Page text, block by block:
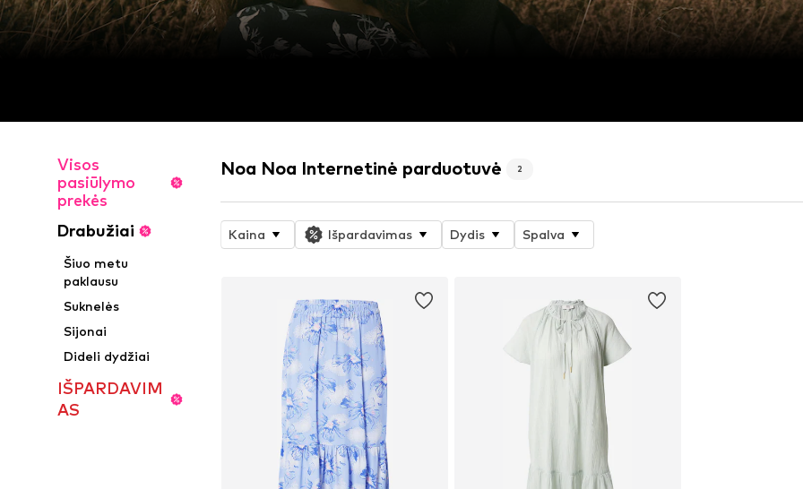
Visos
pasiūlymo
prekės
Drabužiai
Šiuo metu
paklausu
Suknelės
Sijonai
Dideli dydžiai
IŠPARDAVIM
AS
Noa Noa Internetinė parduotuvė 2
Kaina Išpardavimas Dydis Spalva